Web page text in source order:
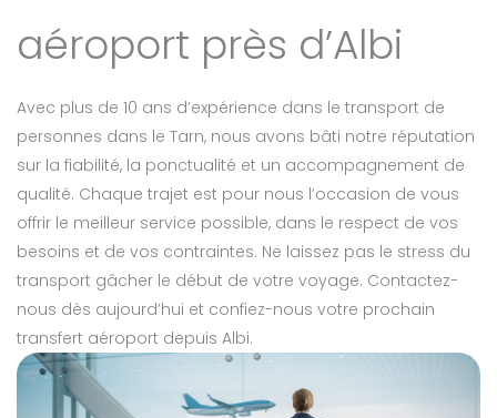
aéroport près d’Albi
Avec plus de 10 ans d’expérience dans le transport de
personnes dans le Tarn, nous avons bâti notre réputation
sur la fiabilité, la ponctualité et un accompagnement de
qualité. Chaque trajet est pour nous l’occasion de vous
offrir le meilleur service possible, dans le respect de vos
besoins et de vos contraintes. Ne laissez pas le stress du
transport gâcher le début de votre voyage. Contactez-
nous dès aujourd’hui et confiez-nous votre prochain
transfert aéroport depuis Albi.